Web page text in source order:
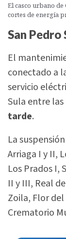
El casco urbano
cortes de energía
San Pedro
El
conectado a
servicio
Sula entre las
tarde.
La
Arriaga I y II,
Los Prados I,
II y III, Real
Zoila, Flor
Crematorio